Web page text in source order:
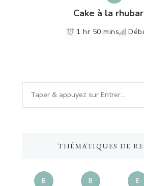
Cake à la
1 hr 50 mins
Vous
recherchiez
THÉMATIQUES DE
B B E